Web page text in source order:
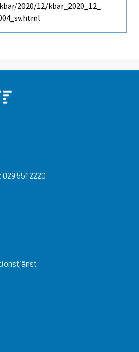
2020/12/kbar_2020_12_
029 551 2220